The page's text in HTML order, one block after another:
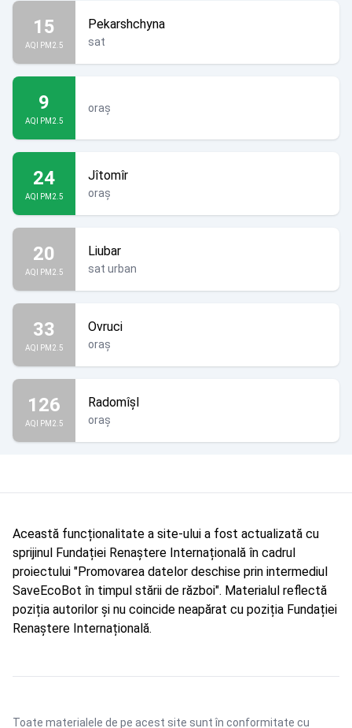
15
AQI PM2.5
Pekarshchyna
sat
9
AQI PM2.5
oraș
24
AQI PM2.5
Jîtomîr
oraș
20
AQI PM2.5
Liubar
sat urban
33
AQI PM2.5
Ovruci
oraș
126
AQI PM2.5
Radomîșl
oraș
Această funcționalitate a site-ului a fost actualizată cu
sprijinul Fundației Renaștere Internațională în cadrul
proiectului "Promovarea datelor deschise prin intermediul
SaveEcoBot în timpul stării de război". Materialul reflectă
poziția autorilor și nu coincide neapărat cu poziția Fundației
Renaștere Internațională.
Toate materialele de pe acest site sunt în conformitate cu